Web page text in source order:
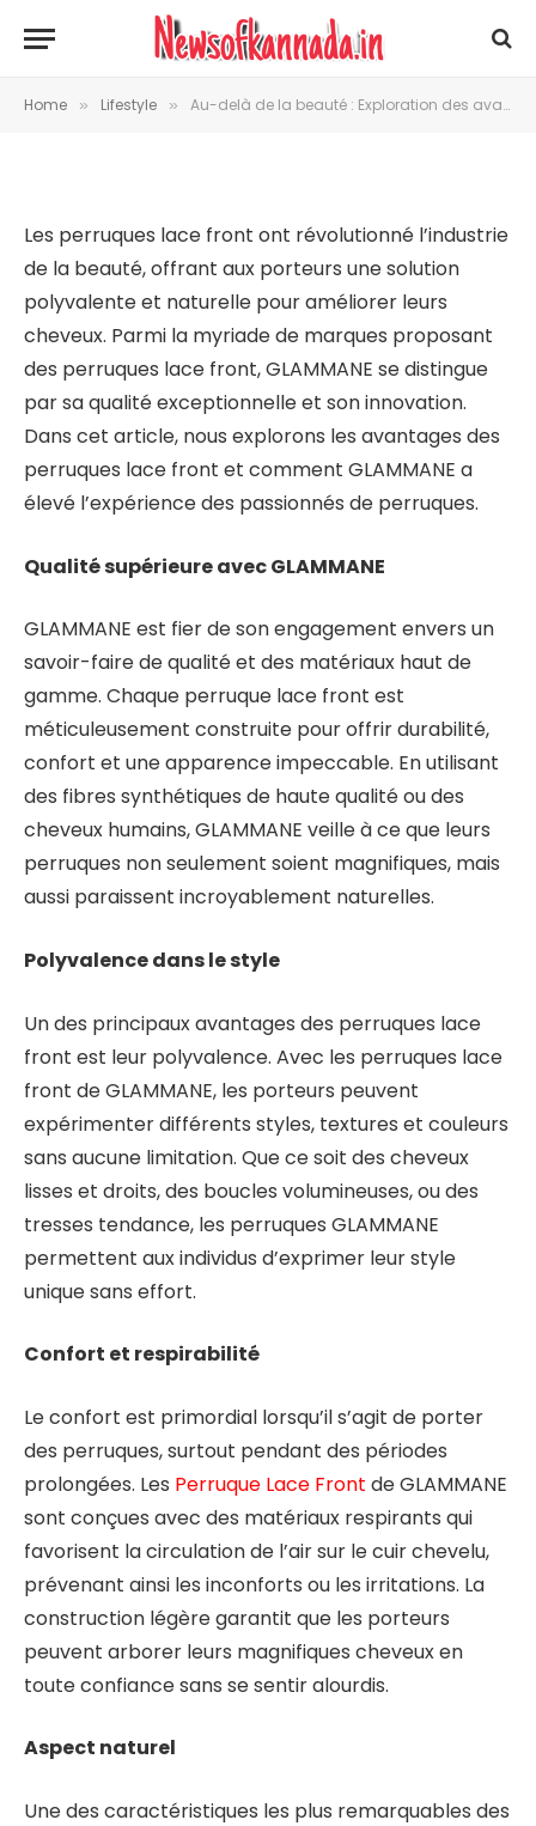
Home » Lifestyle » Au-delà de la beauté : Exploration des avantages des perruques lace front avec GLAMMANE
perruques lace front avec
GLAMMANE
March 18, 2024
Les perruques lace front ont révolutionné l’industrie
de la beauté, offrant aux porteurs une solution
polyvalente et naturelle pour améliorer leurs
cheveux. Parmi la myriade de marques proposant
des perruques lace front, GLAMMANE se distingue
par sa qualité exceptionnelle et son innovation.
Dans cet article, nous explorons les avantages des
perruques lace front et comment GLAMMANE a
élevé l’expérience des passionnés de perruques.
Qualité supérieure avec GLAMMANE
GLAMMANE est fier de son engagement envers un
savoir-faire de qualité et des matériaux haut de
gamme. Chaque perruque lace front est
méticuleusement construite pour offrir durabilité,
confort et une apparence impeccable. En utilisant
des fibres synthétiques de haute qualité ou des
cheveux humains, GLAMMANE veille à ce que leurs
perruques non seulement soient magnifiques, mais
aussi paraissent incroyablement naturelles.
Polyvalence dans le style
Un des principaux avantages des perruques lace
front est leur polyvalence. Avec les perruques lace
front de GLAMMANE, les porteurs peuvent
expérimenter différents styles, textures et couleurs
sans aucune limitation. Que ce soit des cheveux
lisses et droits, des boucles volumineuses, ou des
tresses tendance, les perruques GLAMMANE
permettent aux individus d’exprimer leur style
unique sans effort.
Confort et respirabilité
Le confort est primordial lorsqu’il s’agit de porter
des perruques, surtout pendant des périodes
prolongées. Les Perruque Lace Front de GLAMMANE
sont conçues avec des matériaux respirants qui
favorisent la circulation de l’air sur le cuir chevelu,
prévenant ainsi les inconforts ou les irritations. La
construction légère garantit que les porteurs
peuvent arborer leurs magnifiques cheveux en
toute confiance sans se sentir alourdis.
Aspect naturel
Une des caractéristiques les plus remarquables des